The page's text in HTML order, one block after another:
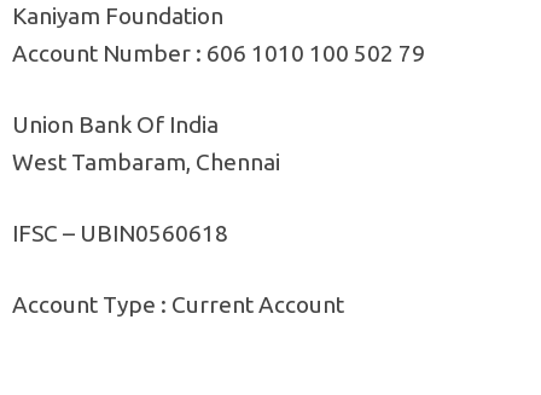
Kaniyam Foundation
Account Number : 606 1010 100 502 79
Union Bank Of India
West Tambaram, Chennai
IFSC – UBIN0560618
Account Type : Current Account